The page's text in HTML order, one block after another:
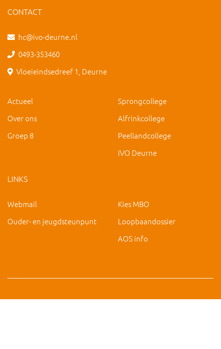
CONTACT
hc@ivo-deurne.nl
0493-353460
Vloeieindsedreef 1, Deurne
Actueel
Over ons
Groep 8
Sprongcollege
Alfrinkcollege
Peellandcollege
IVO Deurne
LINKS
Webmail
Ouder- en jeugdsteunpunt
Kies MBO
Loopbaandossier
AOS info
Copyright 2019 IVO Deurne | hc@ivo-deurne.nl|Cookies